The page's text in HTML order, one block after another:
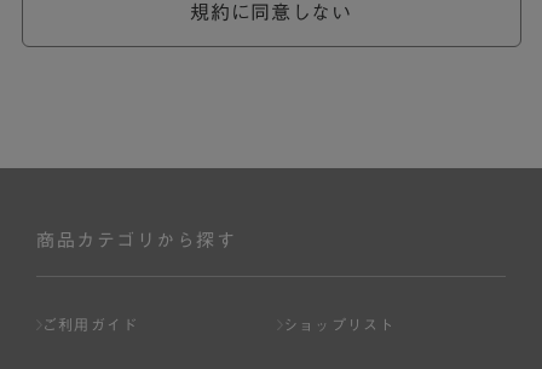
めが優先されるものとします。
ません。
規約に同意しない
商品カテゴリから探す
ご利用ガイド ショップリスト